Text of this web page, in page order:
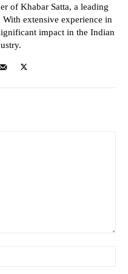
of Khabar Satta, a leading
extensive experience in
impact in the Indian